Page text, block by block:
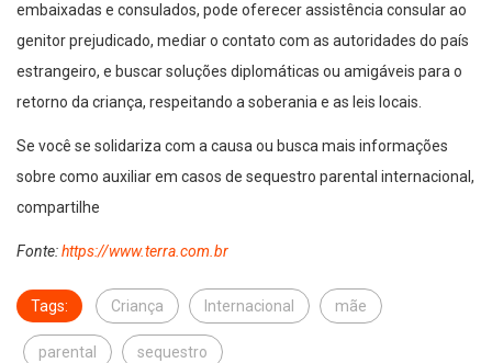
embaixadas e consulados, pode oferecer assistência consular ao
genitor prejudicado, mediar o contato com as autoridades do país
estrangeiro, e buscar soluções diplomáticas ou amigáveis para o
retorno da criança, respeitando a soberania e as leis locais.
Se você se solidariza com a causa ou busca mais informações
sobre como auxiliar em casos de sequestro parental internacional,
compartilhe
Fonte:https://www.terra.com.br
Tags: Criança Internacional mãe
parental sequestro